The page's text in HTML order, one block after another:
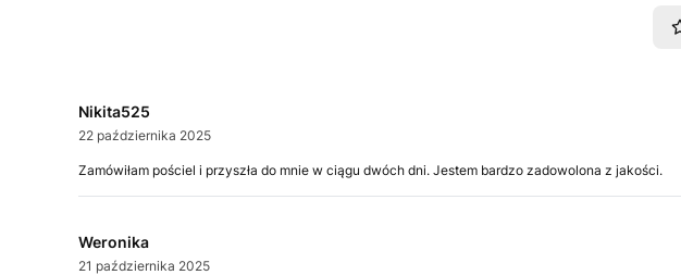
Nikita525
22 października 2025
Zamówiłam pościel i przyszła do mnie w ciągu dwóch dni. Jestem bardzo zadowolona z jakości.
Weronika
21 października 2025